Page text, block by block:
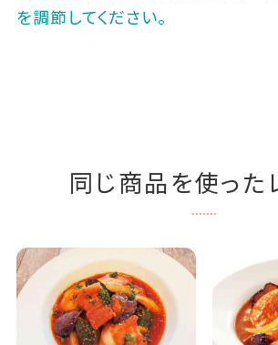
を調節してください。
同じ商品を使った